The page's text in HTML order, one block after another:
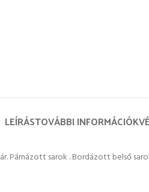
LEÍRÁSTOVÁBBI INFORMÁCIÓK
Párnázott sarok . Bordázott belső